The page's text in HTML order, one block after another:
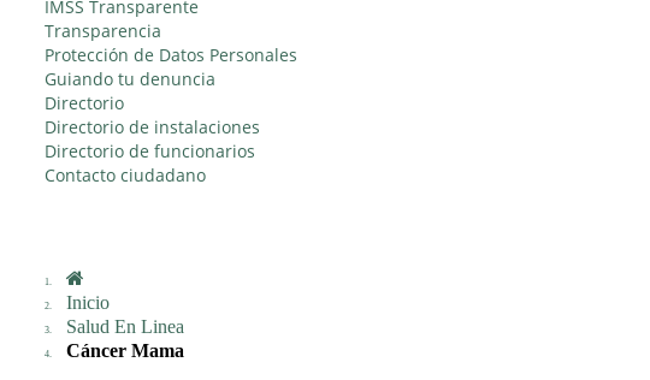
IMSS Transparente
Transparencia
Protección de Datos Personales
Guiando tu denuncia
Directorio
Directorio de instalaciones
Directorio de funcionarios
Contacto ciudadano
Inicio
Salud En Linea
Cáncer Mama